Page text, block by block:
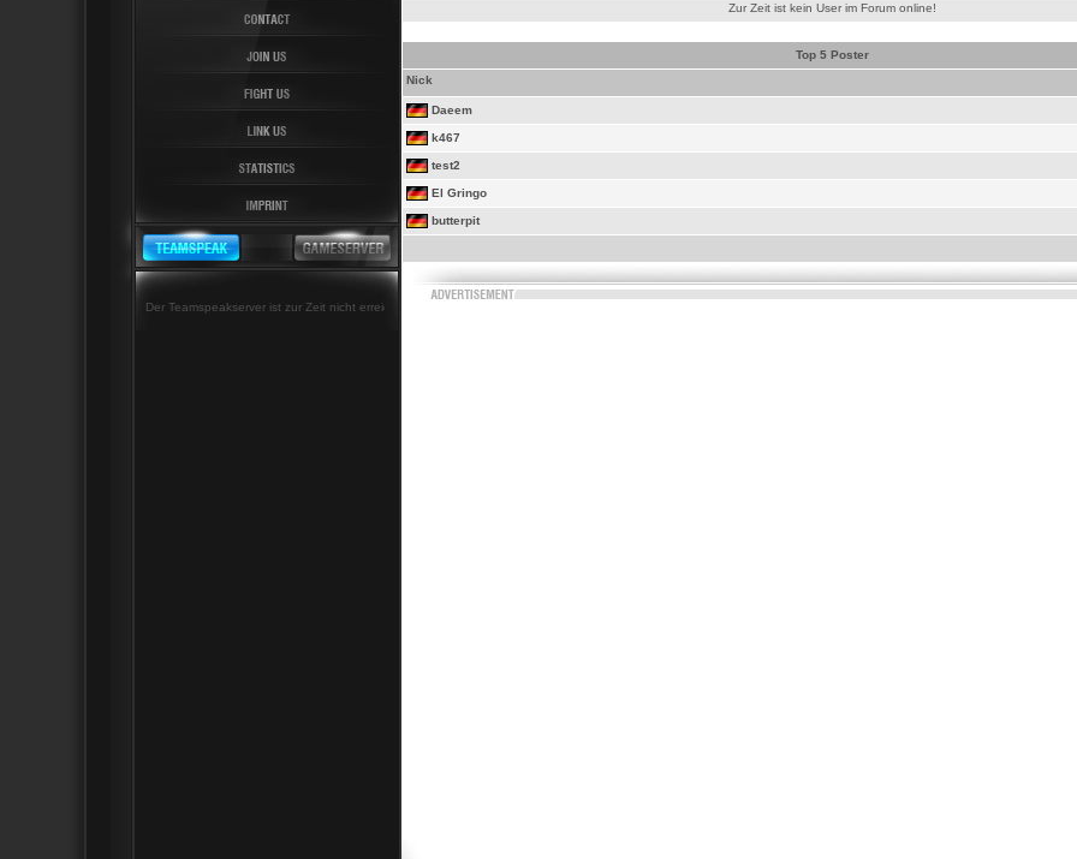
Der Teamspeakserver ist zur Zeit nicht erreichbar!
Zur Zeit ist kein User im Forum online!
Top 5 Poster
Nick
Daeem
k467
test2
El Gringo
butterpit